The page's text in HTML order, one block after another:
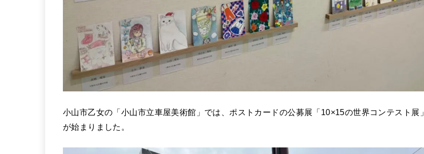
小山市乙女の「小山市立車屋美術館」では、ポストカードの公募展「10×15の世界コンテスト展」
が始まりました。